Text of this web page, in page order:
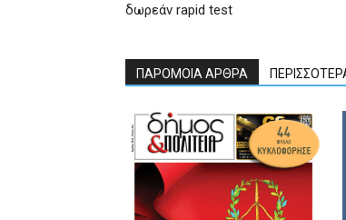
δωρεάν rapid test
ΠΑΡΟΜΟΙΑ ΑΡΘΡΑ